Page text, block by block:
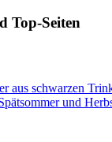
Top-Seiten
aus schwarzen
und